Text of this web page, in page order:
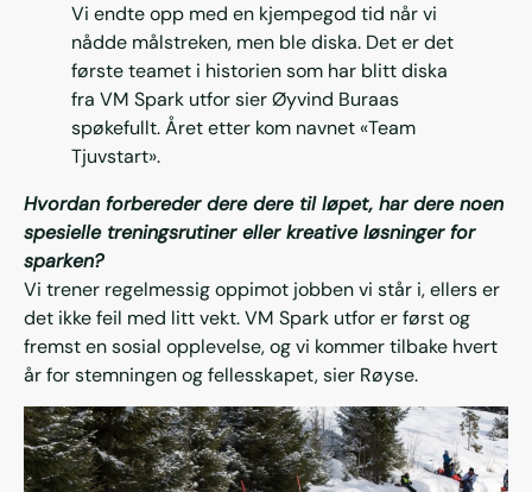
Vi endte opp med en kjempegod tid når vi
nådde målstreken, men ble diska. Det er det
første teamet i historien som har blitt diska
fra VM Spark utfor sier Øyvind Buraas
spøkefullt. Året etter kom navnet «Team
Tjuvstart».
Hvordan forbereder dere dere til løpet, har dere noen
spesielle treningsrutiner eller kreative løsninger for
sparken?
Vi trener regelmessig oppimot jobben vi står i, ellers er
det ikke feil med litt vekt. VM Spark utfor er først og
fremst en sosial opplevelse, og vi kommer tilbake hvert
år for stemningen og fellesskapet, sier Røyse.